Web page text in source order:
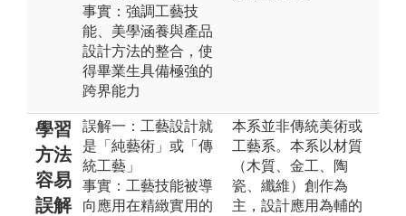
事實：強調工藝技
能、美學涵養與產品
設計方法的整合，使
得畢業生具備極強的
跨界能力
學習
方法
容易
誤解
誤解一：工藝設計就
是「純藝術」或「傳
統工藝」
事實：工藝技能被導
向應用在精緻實用的
本系並非傳統美術或
工藝系。本系以材質
（木質、金工、陶
瓷、纖維）創作為
主，設計應用為輔的